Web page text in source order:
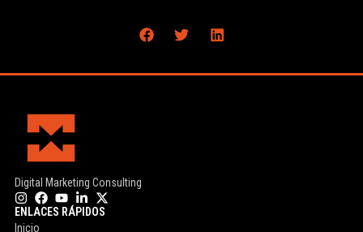
Digital Marketing Consulting
ENLACES RÁPIDOS
Inicio